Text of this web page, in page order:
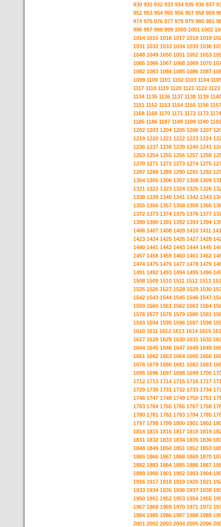
930 931 932 933 934 935 936 937
952 953 954 955 956 957 958 959
974 975 976 977 978 979 980 981
996 997 998 999 1000 1001 1002
1014 1015 1016 1017 1018 1019
1031 1032 1033 1034 1035 1036
1048 1049 1050 1051 1052 1053
1065 1066 1067 1068 1069 1070
1082 1083 1084 1085 1086 1087
1099 1100 1101 1102 1103 1104
1117 1118 1119 1120 1121 1122 1123
1134 1135 1136 1137 1138 1139 1140
1151 1152 1153 1154 1155 1156 1157
1168 1169 1170 1171 1172 1173 1174
1185 1186 1187 1188 1189 1190 1191
1202 1203 1204 1205 1206 1207
1219 1220 1221 1222 1223 1224
1236 1237 1238 1239 1240 1241
1253 1254 1255 1256 1257 1258
1270 1271 1272 1273 1274 1275
1287 1288 1289 1290 1291 1292
1304 1305 1306 1307 1308 1309
1321 1322 1323 1324 1325 1326
1338 1339 1340 1341 1342 1343
1355 1356 1357 1358 1359 1360
1372 1373 1374 1375 1376 1377
1389 1390 1391 1392 1393 1394
1406 1407 1408 1409 1410 1411
1423 1424 1425 1426 1427 1428
1440 1441 1442 1443 1444 1445
1457 1458 1459 1460 1461 1462
1474 1475 1476 1477 1478 1479
1491 1492 1493 1494 1495 1496
1508 1509 1510 1511 1512 1513
1525 1526 1527 1528 1529 1530
1542 1543 1544 1545 1546 1547
1559 1560 1561 1562 1563 1564
1576 1577 1578 1579 1580 1581
1593 1594 1595 1596 1597 1598
1610 1611 1612 1613 1614 1615
1627 1628 1629 1630 1631 1632
1644 1645 1646 1647 1648 1649
1661 1662 1663 1664 1665 1666
1678 1679 1680 1681 1682 1683
1695 1696 1697 1698 1699 1700
1712 1713 1714 1715 1716 1717
1729 1730 1731 1732 1733 1734
1746 1747 1748 1749 1750 1751
1763 1764 1765 1766 1767 1768
1780 1781 1782 1783 1784 1785
1797 1798 1799 1800 1801 1802
1814 1815 1816 1817 1818 1819
1831 1832 1833 1834 1835 1836
1848 1849 1850 1851 1852 1853
1865 1866 1867 1868 1869 1870
1882 1883 1884 1885 1886 1887
1899 1900 1901 1902 1903 1904
1916 1917 1918 1919 1920 1921
1933 1934 1935 1936 1937 1938
1950 1951 1952 1953 1954 1955
1967 1968 1969 1970 1971 1972
1984 1985 1986 1987 1988 1989
2001 2002 2003 2004 2005 2006